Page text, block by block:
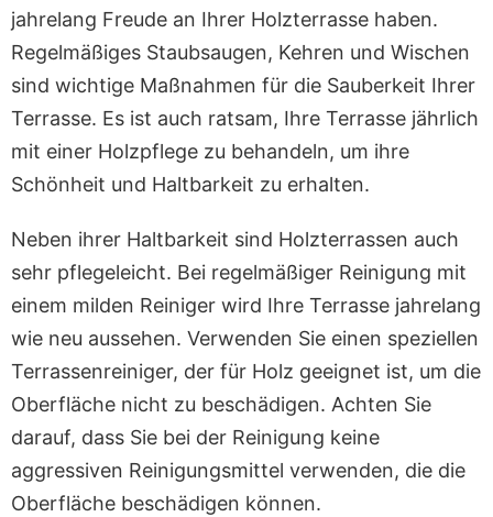
jahrelang Freude an Ihrer Holzterrasse haben.
Regelmäßiges Staubsaugen, Kehren und Wischen
sind wichtige Maßnahmen für die Sauberkeit Ihrer
Terrasse. Es ist auch ratsam, Ihre Terrasse jährlich
mit einer Holzpflege zu behandeln, um ihre
Schönheit und Haltbarkeit zu erhalten.
Neben ihrer Haltbarkeit sind Holzterrassen auch
sehr pflegeleicht. Bei regelmäßiger Reinigung mit
einem milden Reiniger wird Ihre Terrasse jahrelang
wie neu aussehen. Verwenden Sie einen speziellen
Terrassenreiniger, der für Holz geeignet ist, um die
Oberfläche nicht zu beschädigen. Achten Sie
darauf, dass Sie bei der Reinigung keine
aggressiven Reinigungsmittel verwenden, die die
Oberfläche beschädigen können.